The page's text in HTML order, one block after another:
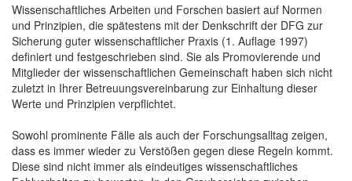
Wissenschaftliches Arbeiten und Forschen basiert auf Normen
und Prinzipien, die spätestens mit der Denkschrift der DFG zur
Sicherung guter wissenschaftlicher Praxis (1. Auflage 1997)
definiert und festgeschrieben sind. Sie als Promovierende und
Mitglieder der wissenschaftlichen Gemeinschaft haben sich nicht
zuletzt in Ihrer Betreuungsvereinbarung zur Einhaltung dieser
Werte und Prinzipien verpflichtet.
Sowohl prominente Fälle als auch der Forschungsalltag zeigen,
dass es immer wieder zu Verstößen gegen diese Regeln kommt.
Diese sind nicht immer als eindeutiges wissenschaftliches